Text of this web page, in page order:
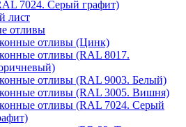
7024. Серый графит)
лист
отливы
отливы (Цинк)
отливы (RAL 8017.
отливы (RAL 9003. Белый)
отливы (RAL 3005. Вишня)
отливы (RAL 7024. Серый